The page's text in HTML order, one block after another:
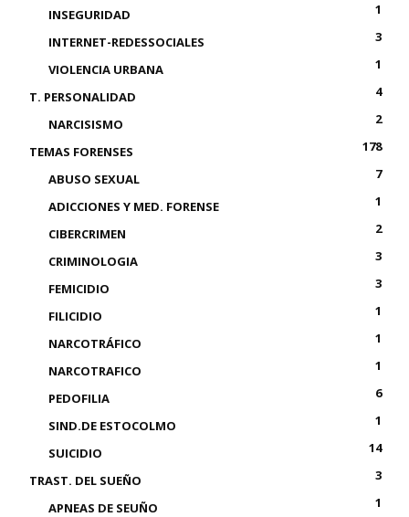
INSEGURIDAD
1
INTERNET-REDESSOCIALES
3
VIOLENCIA URBANA
1
T. PERSONALIDAD
4
NARCISISMO
2
TEMAS FORENSES
178
ABUSO SEXUAL
7
ADICCIONES Y MED. FORENSE
1
CIBERCRIMEN
2
CRIMINOLOGIA
3
FEMICIDIO
3
FILICIDIO
1
NARCOTRÁFICO
1
NARCOTRAFICO
1
PEDOFILIA
6
SIND.DE ESTOCOLMO
1
SUICIDIO
14
TRAST. DEL SUEÑO
3
APNEAS DE SEUÑO
1